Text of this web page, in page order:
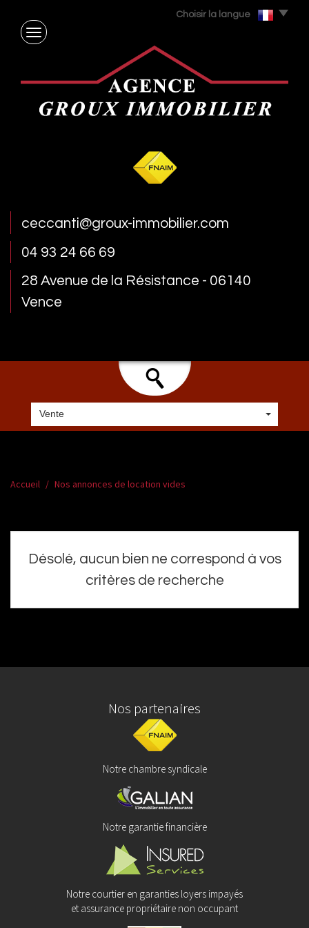
Choisir la langue
ceccanti@groux-immobilier.com
04 93 24 66 69
28 Avenue de la Résistance - 06140
Vence
Vente
Accueil Nos annonces de location vides
Désolé, aucun bien ne correspond à vos
critères de recherche
Nos partenaires
Notre chambre syndicale
Notre garantie financière
Notre courtier en garanties loyers impayés
et assurance propriétaire non occupant